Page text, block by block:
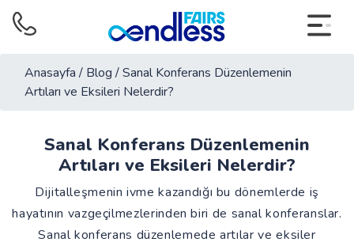
Anasayfa / Blog /Sanal Konferans Düzenlemenin
Artıları ve Eksileri Nelerdir?
Sanal Konferans Düzenlemenin
Artıları ve Eksileri Nelerdir?
Dijitalleşmenin ivme kazandığı bu dönemlerde iş
hayatının vazgeçilmezlerinden biri de sanal konferanslar.
Sanal konferans düzenlemede artılar ve eksiler